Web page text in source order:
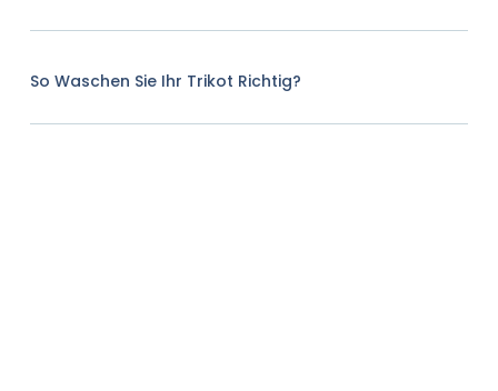
So Waschen Sie Ihr Trikot Richtig?